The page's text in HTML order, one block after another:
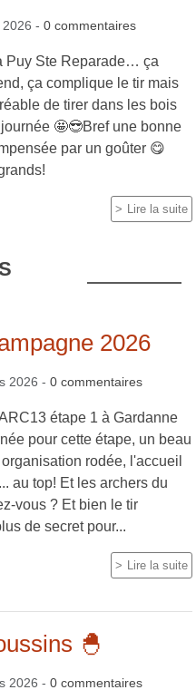
2026 - 0 commentaires
Puy Ste Reparade… ça
ça complique le tir mais
de tirer dans les bois
🤩😎Bref une bonne
par un goûter 😋
Lire la suite
2026
2026 - 0 commentaires
étape 1 à Gardanne
pour cette étape, un beau
rodée, l'accueil
au top! Et les archers du
vous ? Et bien le tir
de secret pour...
Lire la suite
🐣
2026 - 0 commentaires